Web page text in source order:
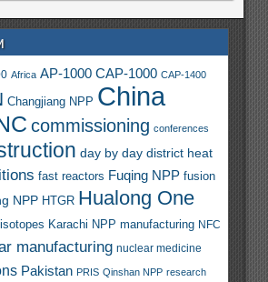
Africa AP-1000 CAP-1000 CAP-1400
Changjiang NPP China
commissioning conferences
day by day district heat
fast reactors Fuqing NPP fusion
NPP HTGR Hualong One
isotopes Karachi NPP manufacturing NFC
manufacturing nuclear medicine
Pakistan PRIS Qinshan NPP research